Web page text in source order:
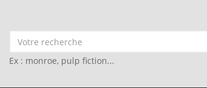
Ex : monroe, pulp fiction...